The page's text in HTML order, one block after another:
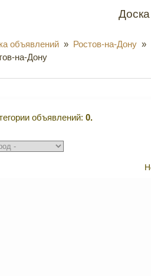
объявлений » Ростов-на-Дону »
на-Дону
объявлений: 0.